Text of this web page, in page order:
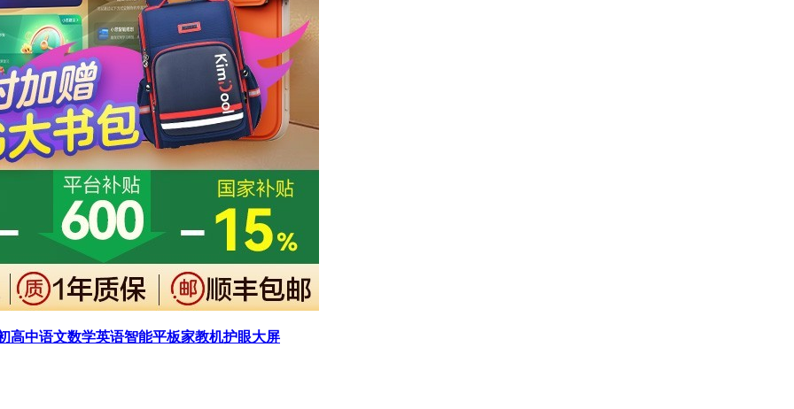
高中语文数学英语智能平板家教机护眼大屏